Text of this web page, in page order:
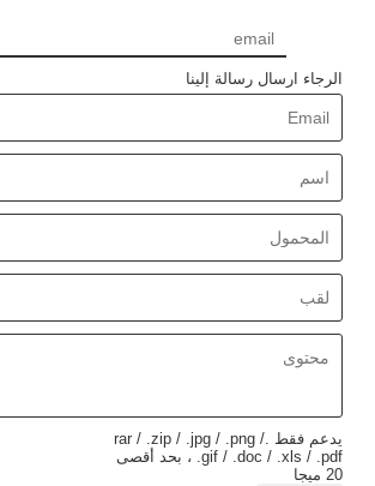
الرجاء ارسال رسالة إلينا
يدعم فقط .rar / .zip / .jpg / .png /
.gif / .doc / .xls / .pdf ، بحد أقصى
20 ميجا